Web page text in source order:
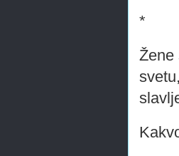
*
Žene